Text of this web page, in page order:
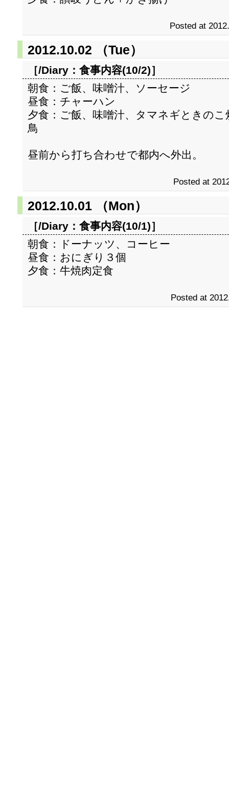
Posted at
2012.10.02 （Tue）
［/Diary： 食事内容(10/2)］
朝食：ご飯、味噌汁、ソーセージ
昼食：チャーハン
夕食：ご飯、味噌汁、タマネギときの
鳥
昼前から打ち合わせで都内へ外出。
Posted at
2012.10.01 （Mon）
［/Diary： 食事内容(10/1)］
朝食：ドーナッツ、コーヒー
昼食：おにぎり３個
夕食：牛焼肉定食
Posted at